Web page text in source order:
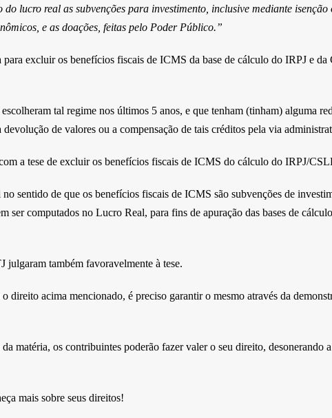
lucro real as subvenções para investimento, inclusive mediante
e as doações, feitas pelo Poder Público.”
excluir os benefícios fiscais de ICMS da base de cálculo do IRPJ e
tal regime nos últimos 5 anos, e que tenham (tinham) alguma
de valores ou a compensação de tais créditos pela via
a tese de excluir os benefícios fiscais de ICMS do cálculo do IRPJ/
sentido de que os benefícios fiscais de ICMS são subvenções de
ser computados no Lucro Real, para fins de apuração das bases de
julgaram também favoravelmente à tese.
direito acima mencionado, é preciso garantir o mesmo através da
matéria, os contribuintes poderão fazer valer o seu direito, desonerando
mais sobre seus direitos!